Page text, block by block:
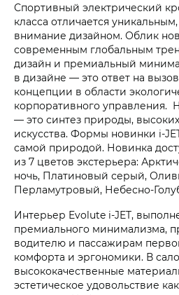
Спортивный электрический
класса отличается
внимание дизайном. Облик
современным глобальным
дизайн и премиальный
в дизайне — это ответ на
концепции в области
корпоративного управления.
— это синтез природы,
искусства. Формы новинки
самой природой. Новинка
из 7 цветов экстерьера:
ночь, Платиновый серый,
Перламутровый, Небесно-
Интерьер Evolute i‑JET,
премиального минимализма,
водителю и пассажирам
комфорта и эргономики. В
высококачественные
эстетическое удовольствие